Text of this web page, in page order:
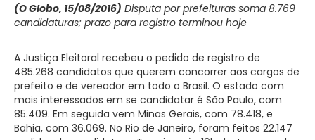
(O Globo, 15/08/2016) Disputa por prefeituras soma 8.769
candidaturas; prazo para registro terminou hoje
A Justiça Eleitoral recebeu o pedido de registro de
485.268 candidatos que querem concorrer aos cargos de
prefeito e de vereador em todo o Brasil. O estado com
mais interessados em se candidatar é São Paulo, com
85.409. Em seguida vem Minas Gerais, com 78.418, e
Bahia, com 36.069. No Rio de Janeiro, foram feitos 22.147